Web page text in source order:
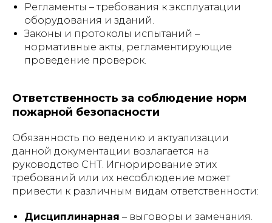
Регламенты – требования к эксплуатации
оборудования и зданий.
Законы и протоколы испытаний –
нормативные акты, регламентирующие
проведение проверок.
Ответственность за соблюдение норм
пожарной безопасности
Обязанность по ведению и актуализации
данной документации возлагается на
руководство СНТ. Игнорирование этих
требований или их несоблюдение может
привести к различным видам ответственности:
Дисциплинарная – выговоры и замечания.